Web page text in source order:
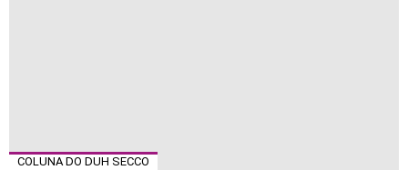
COLUNA DO DUH SECCO